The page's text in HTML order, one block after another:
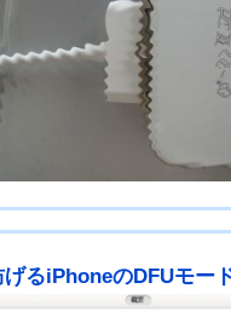
るiPhoneのDFUモー